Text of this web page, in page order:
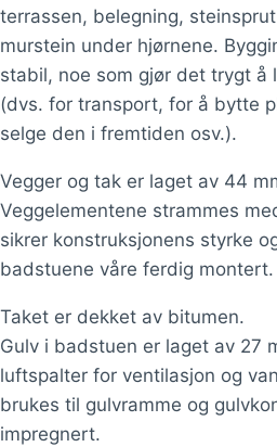
terrassen, belegning,
murstein under hjørnene.
stabil, noe som gjør det trygt å
(dvs. for transport, for å bytte
selge den i fremtiden osv.).
Vegger og tak er laget av 44
Veggelementene strammes
sikrer konstruksjonens styrke
badstuene våre ferdig montert.
Taket er dekket av bitumen.
Gulv i badstuen er laget av 27
luftspalter for ventilasjon og
brukes til gulvramme og
impregnert.